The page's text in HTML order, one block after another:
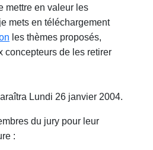
mettre en valeur les
mets en téléchargement
les thèmes proposés,
concepteurs de les retirer
Lundi 26 janvier 2004.
du jury pour leur
: